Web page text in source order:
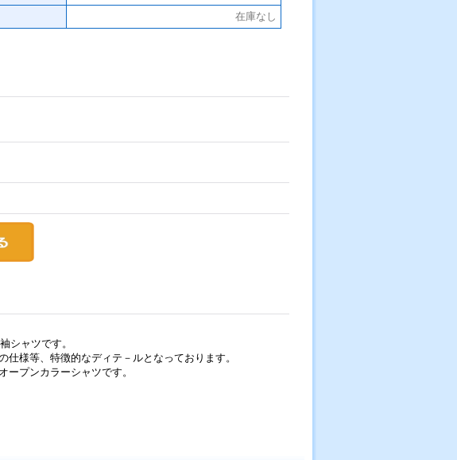
在庫なし
シャツです。
様等、特徴的なディテ－ルとなっております。
プンカラーシャツです。